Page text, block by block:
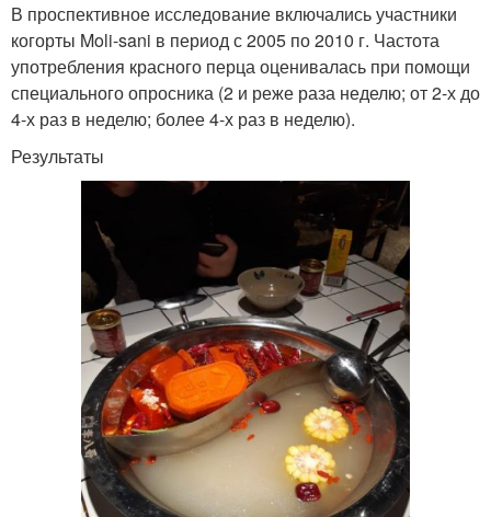
В проспективное исследование включались участники
когорты Moli-sani в период с 2005 по 2010 г. Частота
употребления красного перца оценивалась при помощи
специального опросника (2 и реже раза неделю; от 2-х до
4-х раз в неделю; более 4-х раз в неделю).
Результаты